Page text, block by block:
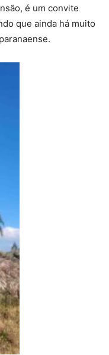
é um convite
que ainda há muito